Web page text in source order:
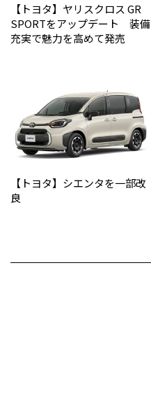
【トヨタ】ヤリスクロス GR
SPORTをアップデート 装備
充実で魅力を高めて発売
【トヨタ】シエンタを一部改
良